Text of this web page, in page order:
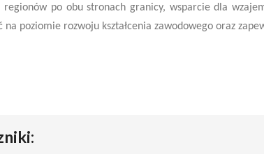
po obu stronach granicy, wsparcie dla
na poziomie rozwoju kształcenia zawodowego oraz